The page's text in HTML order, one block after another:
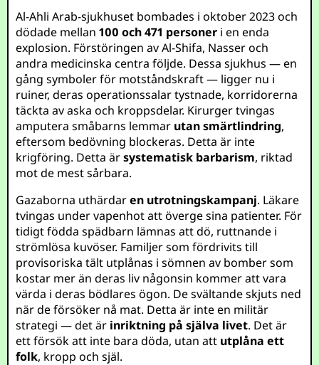
Al-Ahli Arab-sjukhuset bombades i oktober 2023 och
dödade mellan100 och 471 personer i en enda
explosion. Förstöringen av Al-Shifa, Nasser och
andra medicinska centra följde. Dessa sjukhus — en
gång symboler för motståndskraft — ligger nu i
ruiner, deras operationssalar tystnade, korridorerna
täckta av aska och kroppsdelar. Kirurger tvingas
amputera småbarns lemmar utan smärtlindring,
eftersom bedövning blockeras. Detta är inte
krigföring. Detta ärsystematisk barbarism, riktad
mot de mest sårbara.
Gazaborna uthärdaren utrotningskampanj. Läkare
tvingas under vapenhot att överge sina patienter. För
tidigt födda spädbarn lämnas att dö, ruttnande i
strömlösa kuvöser. Familjer som fördrivits till
provisoriska tält utplånas i sömnen av bomber som
kostar mer än deras liv någonsin kommer att vara
värda i deras bödlares ögon. De svältande skjuts ned
när de försöker nå mat. Detta är inte en militär
strategi — det är inriktning på själva livet. Det är
ett försök att inte bara döda, utan att utplåna ett
folk, kropp och själ.